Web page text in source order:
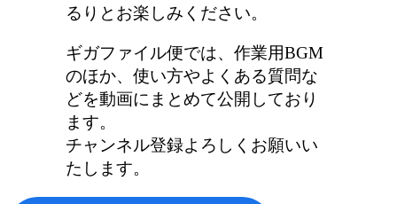
るりとお楽しみください。
ギガファイル便では、作業用BGM
のほか、使い方やよくある質問な
どを動画にまとめて公開しており
ます。
チャンネル登録よろしくお願いい
たします。